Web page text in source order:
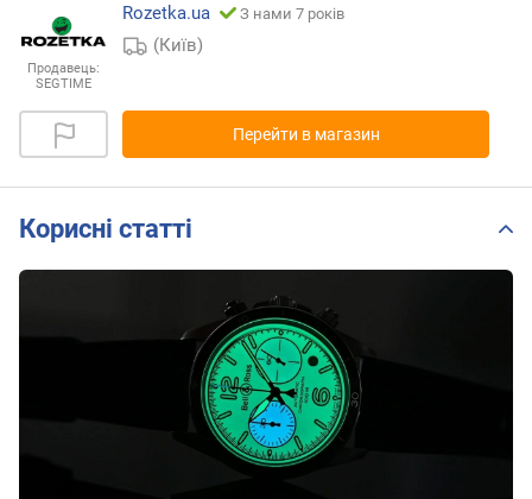
Продавець:
SEGTIME
Rozetka.ua
З нами 7 років
(Київ)
Перейти в магазин
Корисні статті